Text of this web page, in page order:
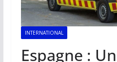
INTERNATIONAL
Espagne :